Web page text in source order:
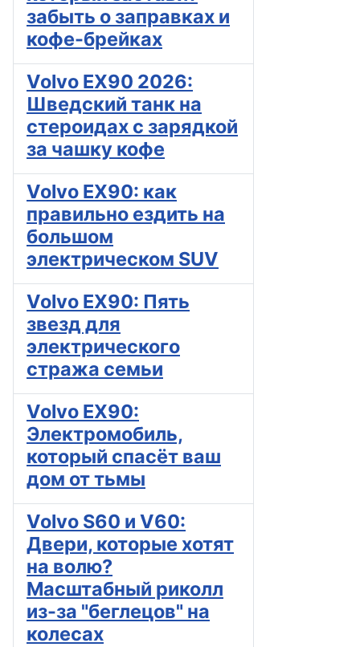
забыть о заправках и
кофе-брейках
Volvo EX90 2026:
Шведский танк на
стероидах с зарядкой
за чашку кофе
Volvo EX90: как
правильно ездить на
большом
электрическом SUV
Volvo EX90: Пять
звезд для
электрического
стража семьи
Volvo EX90:
Электромобиль,
который спасёт ваш
дом от тьмы
Volvo S60 и V60:
Двери, которые хотят
на волю?
Масштабный риколл
из-за "беглецов" на
колесах